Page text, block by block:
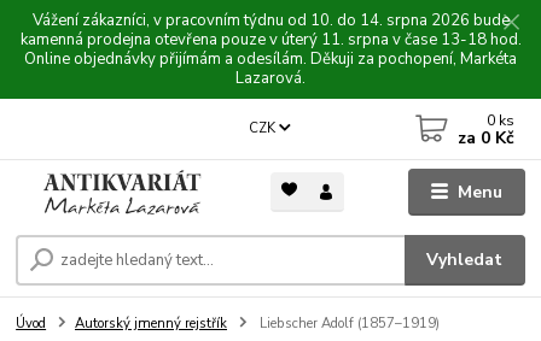
Vážení zákazníci, v pracovním týdnu od 10. do 14. srpna 2026 bude
kamenná prodejna otevřena pouze v úterý 11. srpna v čase 13-18 hod.
Online objednávky přijímám a odesílám. Děkuji za pochopení, Markéta
Lazarová.
Menu
CZK
Vyhledat
0 ks
za 0 Kč
Úvod Autorský jmenný rejstřík Liebscher Adolf (1857–1919)